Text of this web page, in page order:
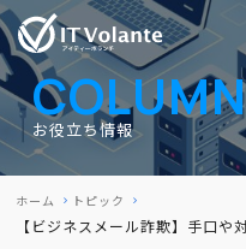
COLUMN
お役立ち情報
ホーム トピック
【ビジネスメール詐欺】手口